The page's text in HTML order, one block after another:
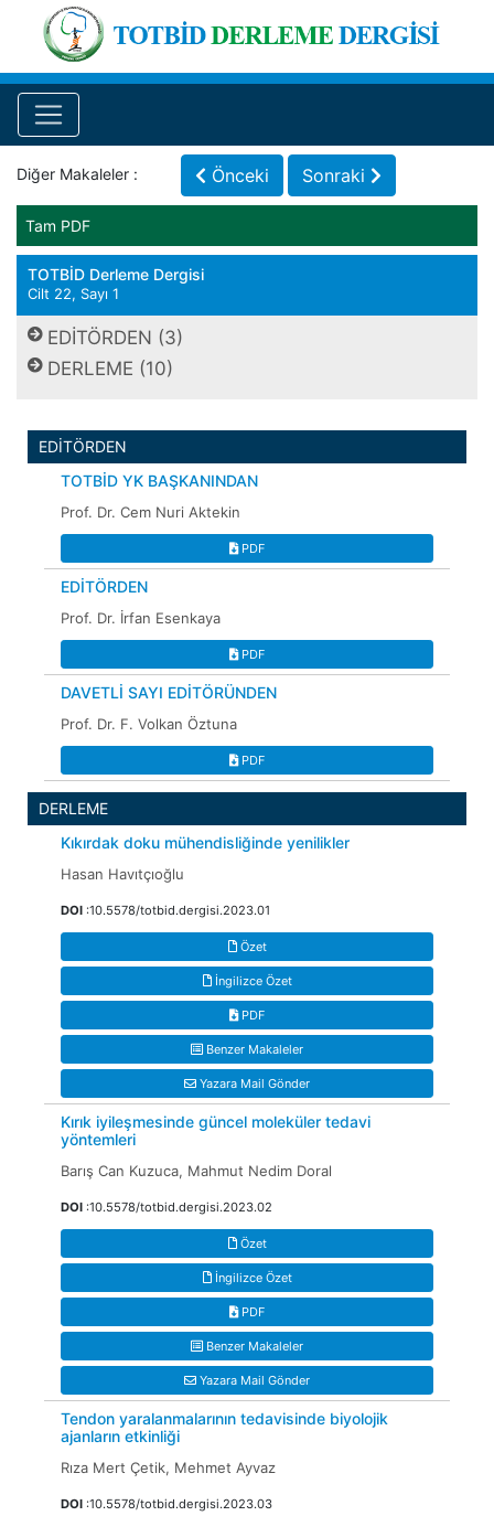
Diğer Makaleler : Önceki Sonraki
Tam PDF
TOTBİD Derleme Dergisi
Cilt 22, Sayı 1
EDİTÖRDEN (3)
DERLEME (10)
EDİTÖRDEN
TOTBİD YK BAŞKANINDAN
Prof. Dr. Cem Nuri Aktekin
PDF
EDİTÖRDEN
Prof. Dr. İrfan Esenkaya
PDF
DAVETLİ SAYI EDİTÖRÜNDEN
Prof. Dr. F. Volkan Öztuna
PDF
DERLEME
Kıkırdak doku mühendisliğinde yenilikler
Hasan Havıtçıoğlu
DOI :10.5578/totbid.dergisi.2023.01
Özet
İngilizce Özet
PDF
Benzer Makaleler
Yazara Mail Gönder
Kırık iyileşmesinde güncel moleküler tedavi
yöntemleri
Barış Can Kuzuca, Mahmut Nedim Doral
DOI :10.5578/totbid.dergisi.2023.02
Özet
İngilizce Özet
PDF
Benzer Makaleler
Yazara Mail Gönder
Tendon yaralanmalarının tedavisinde biyolojik
ajanların etkinliği
Rıza Mert Çetik, Mehmet Ayvaz
DOI :10.5578/totbid.dergisi.2023.03